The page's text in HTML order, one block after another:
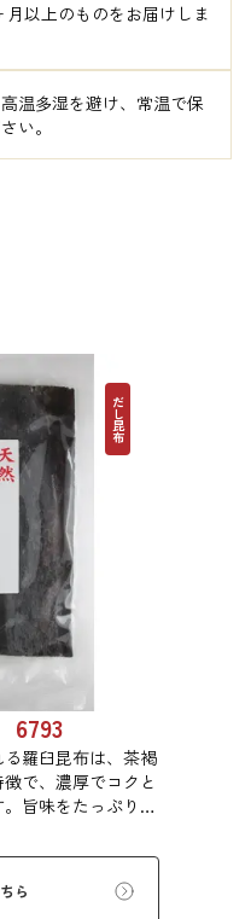
月以上のものをお届けしま
温多湿を避け、常温で保
い。
だし昆布
6793
羅臼昆布は、茶褐
で、濃厚でコクと
旨味をたっぷり含
め、あらゆる用途
。
ら